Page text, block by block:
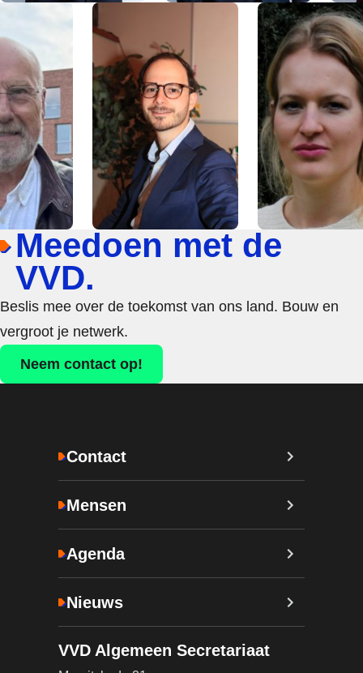
Meedoen met de
VVD.
Beslis mee over de toekomst van ons land. Bouw en
vergroot je netwerk.
Neem contact op!
Contact
Mensen
Agenda
Nieuws
VVD Algemeen Secretariaat